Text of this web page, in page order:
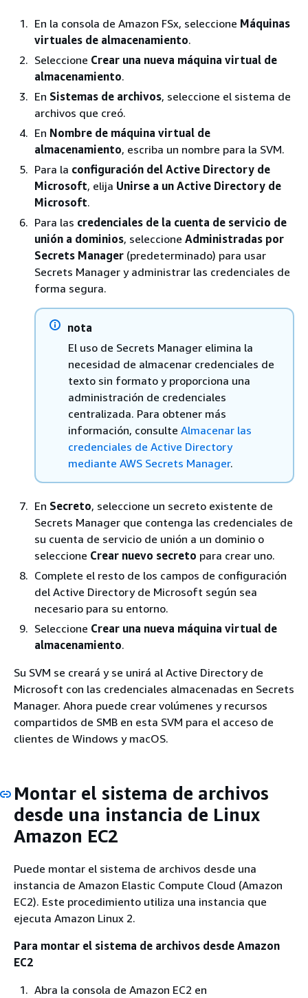
En la consola de Amazon FSx, seleccione Máquinas
virtuales de almacenamiento.
Seleccione Crear una nueva máquina virtual de
almacenamiento.
En Sistemas de archivos, seleccione el sistema de
archivos que creó.
En Nombre de máquina virtual de
almacenamiento, escriba un nombre para la SVM.
Para la configuración del Active Directory de
Microsoft, elija Unirse a un Active Directory de
Microsoft.
Para las credenciales de la cuenta de servicio de
unión a dominios, seleccione Administradas por
Secrets Manager (predeterminado) para usar
Secrets Manager y administrar las credenciales de
forma segura.
nota
El uso de Secrets Manager elimina la
necesidad de almacenar credenciales de
texto sin formato y proporciona una
administración de credenciales
centralizada. Para obtener más
información, consulte Almacenar las
credenciales de Active Directory
mediante AWS Secrets Manager.
En Secreto, seleccione un secreto existente de
Secrets Manager que contenga las credenciales de
su cuenta de servicio de unión a un dominio o
seleccione Crear nuevo secreto para crear uno.
Complete el resto de los campos de configuración
del Active Directory de Microsoft según sea
necesario para su entorno.
Seleccione Crear una nueva máquina virtual de
almacenamiento.
Su SVM se creará y se unirá al Active Directory de
Microsoft con las credenciales almacenadas en Secrets
Manager. Ahora puede crear volúmenes y recursos
compartidos de SMB en esta SVM para el acceso de
clientes de Windows y macOS.
Montar el sistema de archivos
desde una instancia de Linux
Amazon EC2
Puede montar el sistema de archivos desde una
instancia de Amazon Elastic Compute Cloud (Amazon
EC2). Este procedimiento utiliza una instancia que
ejecuta Amazon Linux 2.
Para montar el sistema de archivos desde Amazon
EC2
Abra la consola de Amazon EC2 en